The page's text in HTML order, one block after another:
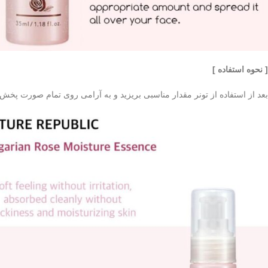
[ نحوه استفاده ]
بعد از استفاده از تونر مقدار مناسبی بریزید و به آرامی روی تمام صورت پخش